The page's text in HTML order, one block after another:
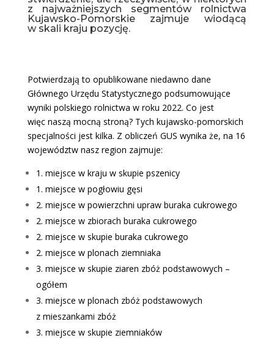
z najważniejszych segmentów rolnictwa
Kujawsko-Pomorskie zajmuje wiodącą
w skali kraju pozycję.
Potwierdzają to opublikowane niedawno dane
Głównego Urzędu Statystycznego podsumowujące
wyniki polskiego rolnictwa w roku 2022. Co jest
więc naszą mocną stroną? Tych kujawsko-pomorskich
specjalności jest kilka. Z obliczeń GUS wynika że, na 16
województw nasz region zajmuje:
1. miejsce w kraju w skupie pszenicy
1. miejsce w pogłowiu gęsi
2. miejsce w powierzchni upraw buraka cukrowego
2. miejsce w zbiorach buraka cukrowego
2. miejsce w skupie buraka cukrowego
2. miejsce w plonach ziemniaka
3. miejsce w skupie ziaren zbóż podstawowych –
ogółem
3. miejsce w plonach zbóż podstawowych
z mieszankami zbóż
3. miejsce w skupie ziemniaków